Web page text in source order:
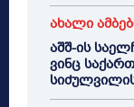
ახალი
აშშ-ის
ვინც